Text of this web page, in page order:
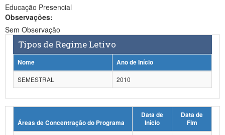
Ministério do Desenvolvimento Regional
Controladoria-Geral da União
Ministério da Mulher, da Família e dos Direitos Humanos
Educação Presencial
Observações:
Sem Observação
Tipos de Regime Letivo
Nome
Ano de Início
SEMESTRAL
2010
Áreas de Concentração do Programa
Data de
Início
Data de
Fim